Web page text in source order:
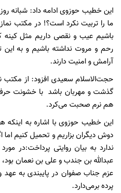
این خطیب حوزوی ادامه داد: شبانه
ما را تربیت نکرد است؟! در مکتب
باشیم عیب و نقصی داریم مثل کینه
رحم و مروت نداشته باشیم و به این
آرامش و امنیت دارند.
حجت‌الاسلام سعیدی افزود: از مکتب
گذشت و مهربان باشد با خشونت
هم نرم صحبت می‌کرد.
این خطیب حوزوی با اشاره به اینکه
دوش دیگران بزاریم و تحمیل کنیم
ندارد به بیان روایتی پرداخت:در
عبدالله بن جندب و علی بن نعمان
عزم جناب صفوان در پایبندی به عهد
پرده بر‌می‌دارد.